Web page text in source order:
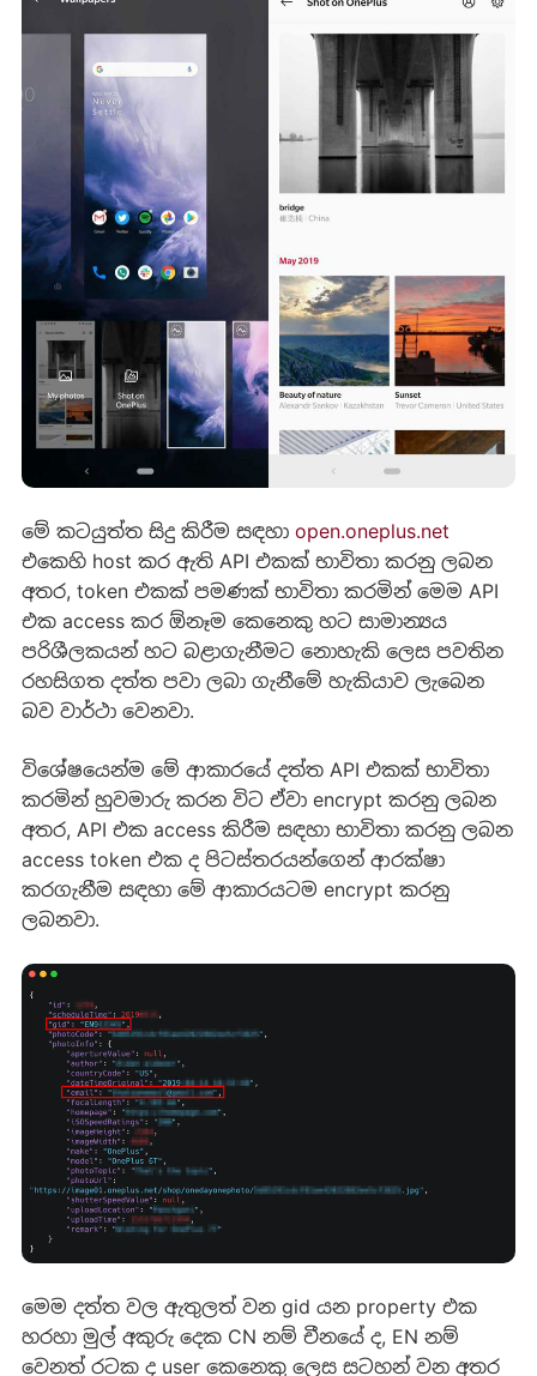
මේ කටයුත්ත සිදු කිරීම සඳහා open.oneplus.net
එකෙහි host කර ඇති API එකක් භාවිතා කරනු ලබන
අතර, token එකක් පමණක් භාවිතා කරමින් මෙම API
එක access කර ඕනෑම කෙනෙකු හට සාමාන්‍යය
පරිශීලකයන් හට බළාගැනීමට නොහැකි ලෙස පවතින
රහසිගත දත්ත පවා ලබා ගැනීමේ හැකියාව ලැබෙන
බව වාර්ථා වෙනවා.
විශේෂයෙන්ම මේ ආකාරයේ දත්ත API එකක් භාවිතා
කරමින් හුවමාරු කරන විට ඒවා encrypt කරනු ලබන
අතර, API එක access කිරීම සඳහා භාවිතා කරනු ලබන
access token එක ද පිටස්තරයන්ගෙන් ආරක්ෂා
කරගැනීම සඳහා මේ ආකාරයටම encrypt කරනු
ලබනවා.
මෙම දත්ත වල ඇතුලත් වන gid යන property එක
හරහා මුල් අකුරු දෙක CN නම් චීනයේ ද, EN නම්
වෙනත් රටක ද user කෙනෙකු ලෙස සටහන් වන අතර